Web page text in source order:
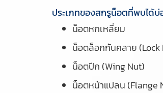
ประเภทของสกรูน็อตที่พบได้บ่
น็อตหกเหลี่ยม
น็อตล็อกกันคลาย (Lock
น็อตปีก (Wing Nut)
น็อตหน้าแปลน (Flange